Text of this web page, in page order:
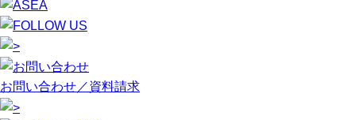
お問い合わせ／資料請求